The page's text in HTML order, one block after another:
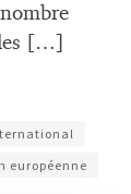
[…]
européenne